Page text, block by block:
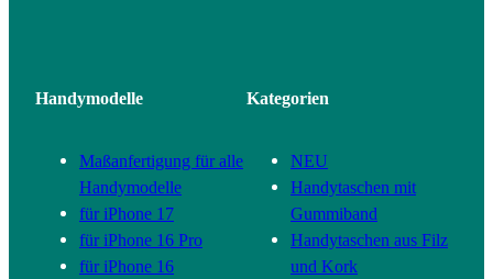
Handymodelle
Maßanfertigung für alle
Handymodelle
für iPhone 17
für iPhone 16 Pro
für iPhone 16
Kategorien
NEU
Handytaschen mit
Gummiband
Handytaschen aus Filz
und Kork